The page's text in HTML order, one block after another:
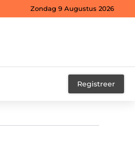
Zondag 9 Augustus 2026
Registreer